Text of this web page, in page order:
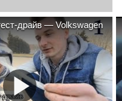
драйв — Volkswagen